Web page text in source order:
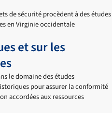
et sur les
le domaine des études
pour assurer la conformité
accordées aux ressources